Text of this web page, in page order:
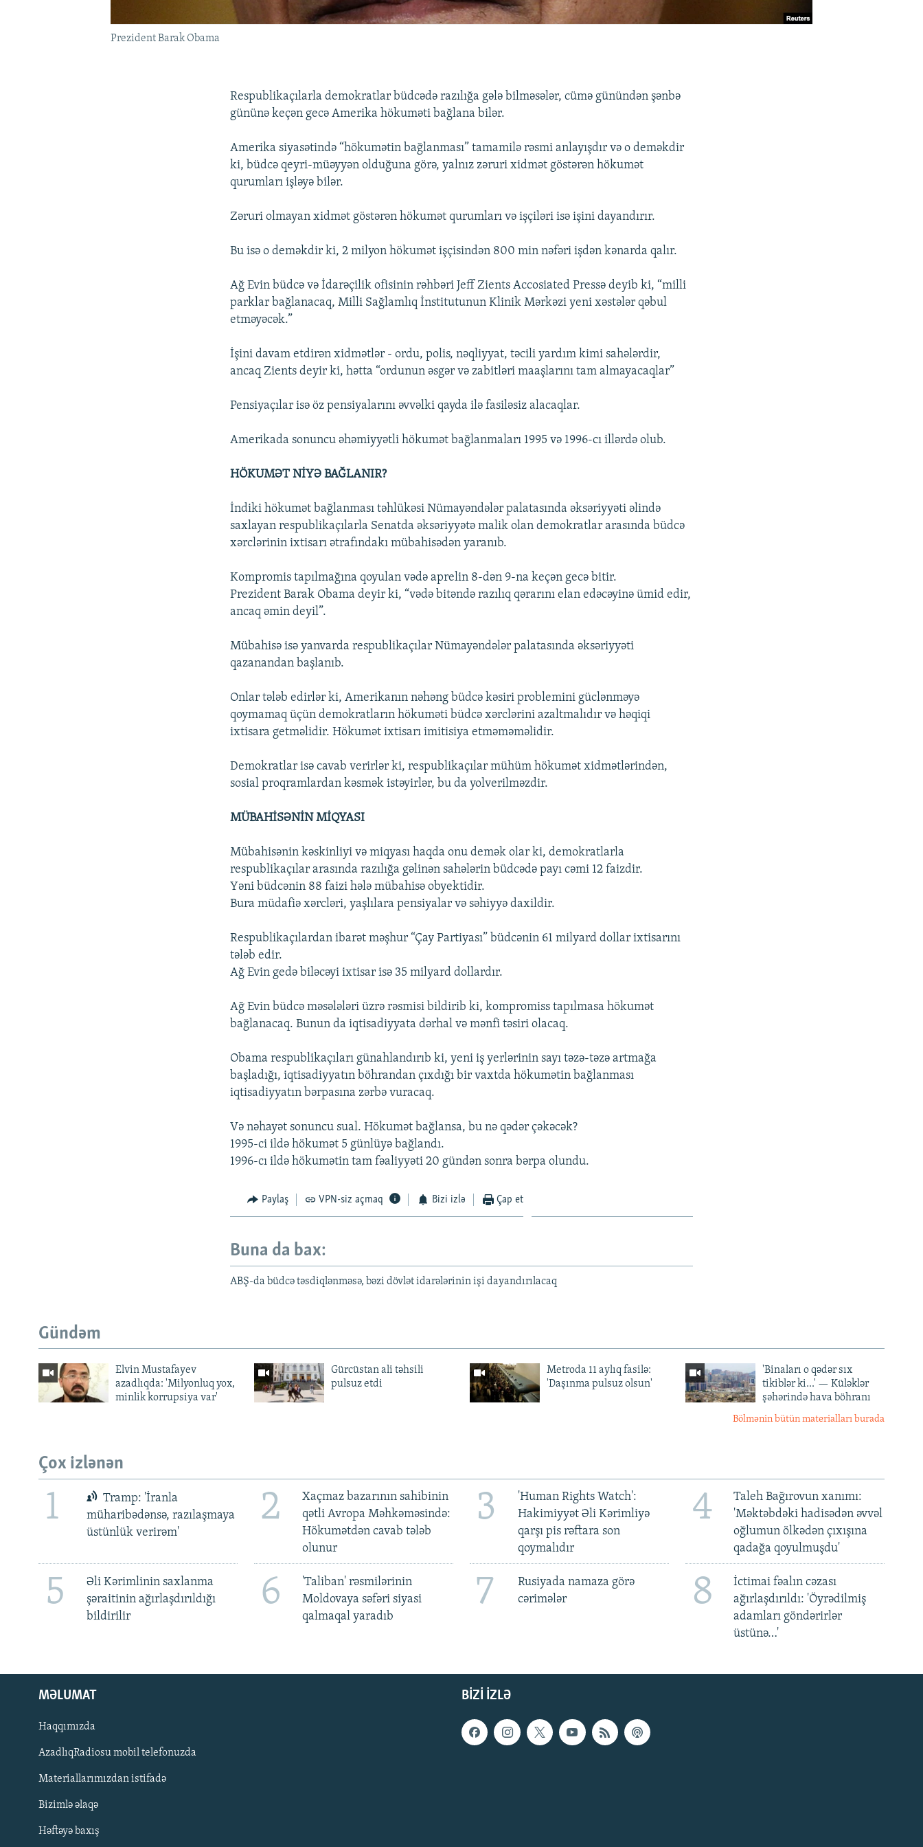
Prezident Barak Obama
Respublikaçılarla demokratlar büdcədə razılığa gələ bilməsələr, cümə günündən şənbə
gününə keçən gecə Amerika hökuməti bağlana bilər.
Amerika siyasətində “hökumətin bağlanması” tamamilə rəsmi anlayışdır və o deməkdir
ki, büdcə qeyri-müəyyən olduğuna görə, yalnız zəruri xidmət göstərən hökumət
qurumları işləyə bilər.
Zəruri olmayan xidmət göstərən hökumət qurumları və işçiləri isə işini dayandırır.
Bu isə o deməkdir ki, 2 milyon hökumət işçisindən 800 min nəfəri işdən kənarda qalır.
Ağ Evin büdcə və İdarəçilik ofisinin rəhbəri Jeff Zients Accosiated Pressə deyib ki, “milli
parklar bağlanacaq, Milli Sağlamlıq İnstitutunun Klinik Mərkəzi yeni xəstələr qəbul
etməyəcək.”
İşini davam etdirən xidmətlər - ordu, polis, nəqliyyat, təcili yardım kimi sahələrdir,
ancaq Zients deyir ki, hətta “ordunun əsgər və zabitləri maaşlarını tam almayacaqlar”
Pensiyaçılar isə öz pensiyalarını əvvəlki qayda ilə fasiləsiz alacaqlar.
Amerikada sonuncu əhəmiyyətli hökumət bağlanmaları 1995 və 1996-cı illərdə olub.
HÖKUMƏT NİYƏ BAĞLANIR?
İndiki hökumət bağlanması təhlükəsi Nümayəndələr palatasında əksəriyyəti əlində
saxlayan respublikaçılarla Senatda əksəriyyətə malik olan demokratlar arasında büdcə
xərclərinin ixtisarı ətrafındakı mübahisədən yaranıb.
Kompromis tapılmağına qoyulan vədə aprelin 8-dən 9-na keçən gecə bitir.
Prezident Barak Obama deyir ki, “vədə bitəndə razılıq qərarını elan edəcəyinə ümid edir,
ancaq əmin deyil”.
Mübahisə isə yanvarda respublikaçılar Nümayəndələr palatasında əksəriyyəti
qazanandan başlanıb.
Onlar tələb edirlər ki, Amerikanın nəhəng büdcə kəsiri problemini güclənməyə
qoymamaq üçün demokratların hökuməti büdcə xərclərini azaltmalıdır və həqiqi
ixtisara getməlidir. Hökumət ixtisarı imitisiya etməməməlidir.
Demokratlar isə cavab verirlər ki, respublikaçılar mühüm hökumət xidmətlərindən,
sosial proqramlardan kəsmək istəyirlər, bu da yolverilməzdir.
MÜBAHİSƏNİN MİQYASI
Mübahisənin kəskinliyi və miqyası haqda onu demək olar ki, demokratlarla
respublikaçılar arasında razılığa gəlinən sahələrin büdcədə payı cəmi 12 faizdir.
Yəni büdcənin 88 faizi hələ mübahisə obyektidir.
Bura müdafiə xərcləri, yaşlılara pensiyalar və səhiyyə daxildir.
Respublikaçılardan ibarət məşhur “Çay Partiyası” büdcənin 61 milyard dollar ixtisarını
tələb edir.
Ağ Evin gedə biləcəyi ixtisar isə 35 milyard dollardır.
Ağ Evin büdcə məsələləri üzrə rəsmisi bildirib ki, kompromiss tapılmasa hökumət
bağlanacaq. Bunun da iqtisadiyyata dərhal və mənfi təsiri olacaq.
Obama respublikaçıları günahlandırıb ki, yeni iş yerlərinin sayı təzə-təzə artmağa
başladığı, iqtisadiyyatın böhrandan çıxdığı bir vaxtda hökumətin bağlanması
iqtisadiyyatın bərpasına zərbə vuracaq.
Və nəhayət sonuncu sual. Hökumət bağlansa, bu nə qədər çəkəcək?
1995-ci ildə hökumət 5 günlüyə bağlandı.
1996-cı ildə hökumətin tam fəaliyyəti 20 gündən sonra bərpa olundu.
Paylaş VPN-siz açmaq Bizi izlə Çap et
Buna da bax:
ABŞ-da büdcə təsdiqlənməsə, bəzi dövlət idarələrinin işi dayandırılacaq
Gündəm
Elvin Mustafayev
azadlıqda: 'Milyonluq yox,
minlik korrupsiya var'
Gürcüstan ali təhsili
pulsuz etdi
Metroda 11 aylıq fasilə:
'Daşınma pulsuz olsun'
'Binaları o qədər sıx
tikiblər ki...' — Küləklər
şəhərində hava böhranı
Bölmənin bütün materialları burada
Çox izlənən
1
Tramp: 'İranla
müharibədənsə, razılaşmaya
üstünlük verirəm'
2
Xaçmaz bazarının sahibinin
qətli Avropa Məhkəməsində:
Hökumətdən cavab tələb
olunur
3
'Human Rights Watch':
Hakimiyyət Əli Kərimliyə
qarşı pis rəftara son
qoymalıdır
4
Taleh Bağırovun xanımı:
'Məktəbdəki hadisədən əvvəl
oğlumun ölkədən çıxışına
qadağa qoyulmuşdu'
5
Əli Kərimlinin saxlanma
şəraitinin ağırlaşdırıldığı
bildirilir
6
'Taliban' rəsmilərinin
Moldovaya səfəri siyasi
qalmaqal yaradıb
7
Rusiyada namaza görə
cərimələr
8
İctimai fəalın cəzası
ağırlaşdırıldı: 'Öyrədilmiş
adamları göndərirlər
üstünə…'
BIZI IZLƏ
MƏLUMAT
Haqqımızda
AzadlıqRadiosu mobil telefonuzda
Materiallarımızdan istifadə
Bizimlə əlaqə
Həftəyə baxış